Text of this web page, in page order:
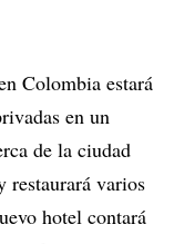
Colombia estará
en un
de la ciudad
restaurará varios
hotel contará